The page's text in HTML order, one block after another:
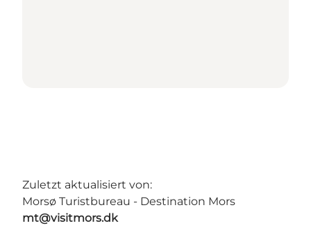
Zuletzt aktualisiert von:
Morsø Turistbureau - Destination Mors
mt@visitmors.dk